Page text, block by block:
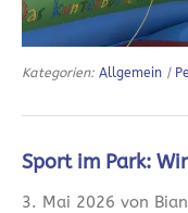
Kategorien: Allgemein |
Sport im Park:
3. Mai 2026 von